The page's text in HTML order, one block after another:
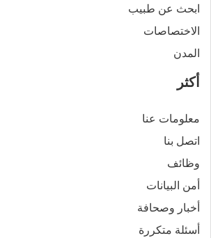
ابحث عن طبيب
الاختصاصات
المدن
أكثر
معلومات عنا
اتصل بنا
وظائف
أمن البيانات
أخبار وصحافة
أسئلة متكررة